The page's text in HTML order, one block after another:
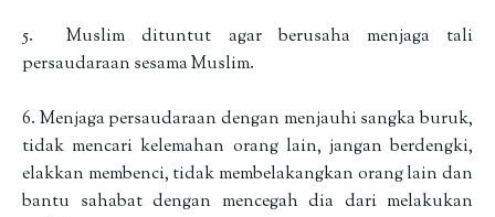
5. Muslim dituntut agar berusaha menjaga tali
persaudaraan sesama Muslim.
6. Menjaga persaudaraan dengan menjauhi sangka buruk,
tidak mencari kelemahan orang lain, jangan berdengki,
elakkan membenci, tidak membelakangkan orang lain dan
bantu sahabat dengan mencegah dia dari melakukan